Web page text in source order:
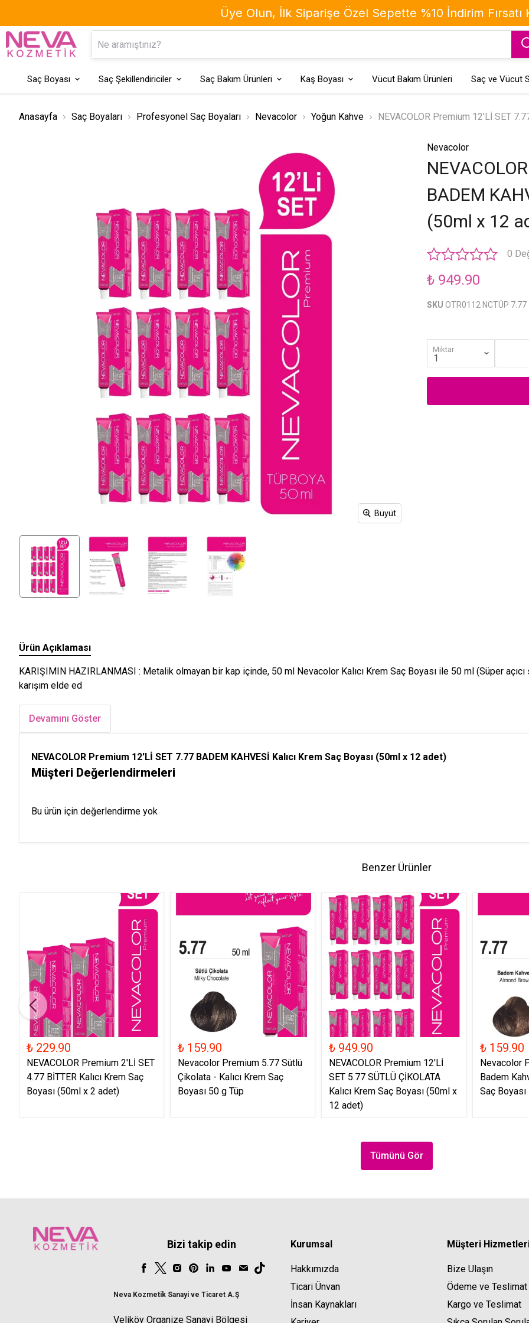
Saç Boyası Saç Şekillendiriciler Saç Bakım Ürünleri Kaş Boyası Vücut Bakım Ürünleri Saç ve Vücut
Anasayfa Saç Boyaları Profesyonel Saç Boyaları Nevacolor Yoğun Kahve NEVACOLOR Premium 12'Lİ SET
Büyüt
Nevacolor
BADEM
(50ml x 12
0
₺ 949.90
SKU OTR0112 NCTÜP 7.77
Miktar
Ürün Açıklaması
KARIŞIMIN HAZIRLANMASI : Metalik olmayan bir kap içinde, 50 ml Nevacolor Kalıcı Krem Saç Boyası ile 50 ml (Süper
karışım elde ed
Devamını Göster
NEVACOLOR Premium 12'Lİ SET 7.77 BADEM KAHVESİ Kalıcı Krem Saç Boyası (50ml x 12 adet)
Müşteri Değerlendirmeleri
Bu ürün için değerlendirme yok
Benzer Ürünler
₺ 229.90
NEVACOLOR Premium 2'Lİ SET
4.77 BİTTER Kalıcı Krem Saç
Boyası (50ml x 2 adet)
₺ 159.90
Nevacolor Premium 5.77 Sütlü
Çikolata - Kalıcı Krem Saç
Boyası 50 g Tüp
₺ 949.90
NEVACOLOR Premium 12'Lİ
SET 5.77 SÜTLÜ ÇİKOLATA
Kalıcı Krem Saç Boyası (50ml x
12 adet)
₺ 159.90
Nevacolor
Badem
Saç
Tümünü Gör
Bizi takip edin
Neva Kozmetik Sanayi ve Ticaret A.Ş
Veliköy Organize Sanayi Bölgesi
Kurumsal
Hakkımızda
Ticari Ünvan
İnsan Kaynakları
Müşteri
Bize Ulaşın
Ödeme ve Teslimat
Kargo ve Teslimat
Üye Olun, İlk Siparişe Özel Sepette %10 İndirim Fırsatı